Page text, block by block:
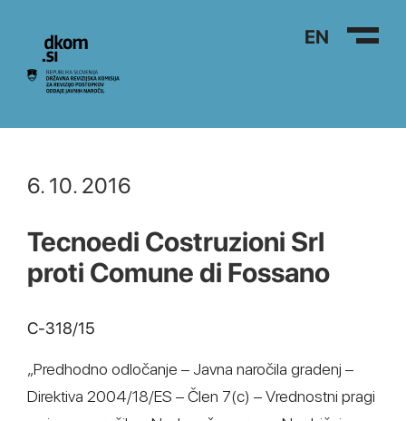
Na vsebino EN
6. 10. 2016
Tecnoedi Costruzioni Srl
proti Comune di Fossano
C-318/15
„Predhodno odločanje – Javna naročila gradenj –
Direktiva 2004/18/ES – Člen 7(c) – Vrednostni pragi